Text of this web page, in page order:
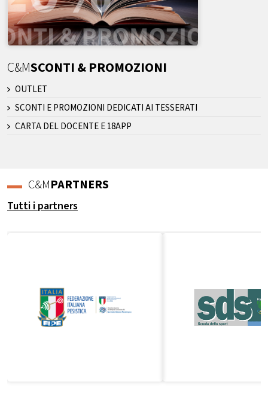
C&MSCONTI & PROMOZIONI
OUTLET
SCONTI E PROMOZIONI DEDICATI AI TESSERATI
CARTA DEL DOCENTE E 18APP
C&MPARTNERS
Tutti i partners